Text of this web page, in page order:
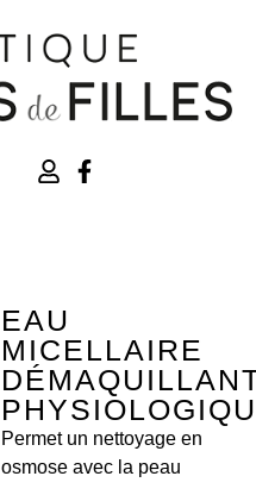
EAU
MICELLAIRE
Permet un nettoyage en
osmose avec la peau